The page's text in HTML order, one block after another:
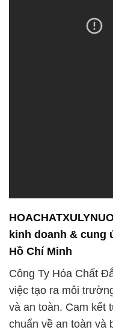
kinh doanh & cung
Hồ Chí Minh
Công Ty Hóa Chất
việc tạo ra môi
và an toàn. Cam kết
chuẩn về an toàn và